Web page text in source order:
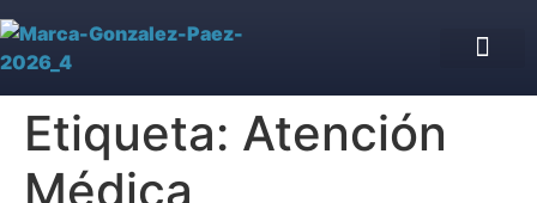
Etiqueta: Atención
Médica